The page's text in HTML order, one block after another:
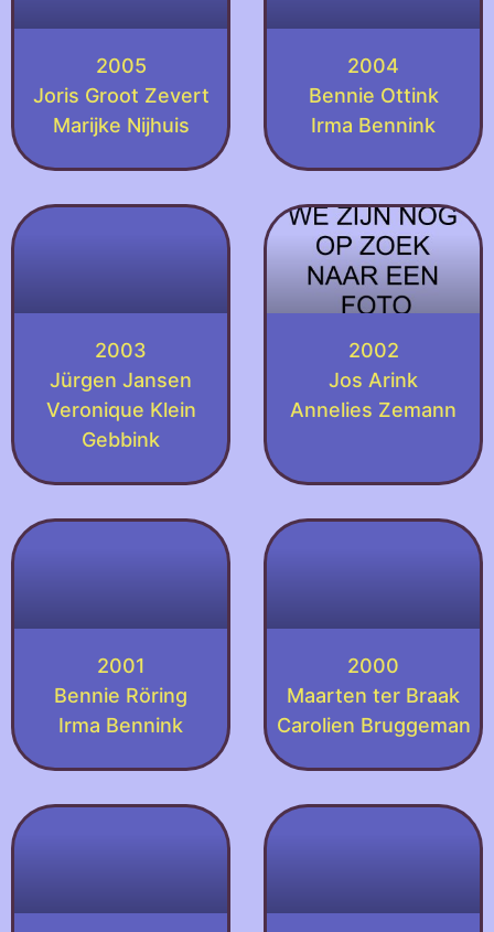
2005
Joris Groot Zevert
Marijke Nijhuis
2004
Bennie Ottink
Irma Bennink
2003
Jürgen Jansen
Veronique Klein
Gebbink
2002
Jos Arink
Annelies Zemann
2001
Bennie Röring
Irma Bennink
2000
Maarten ter Braak
Carolien Bruggeman